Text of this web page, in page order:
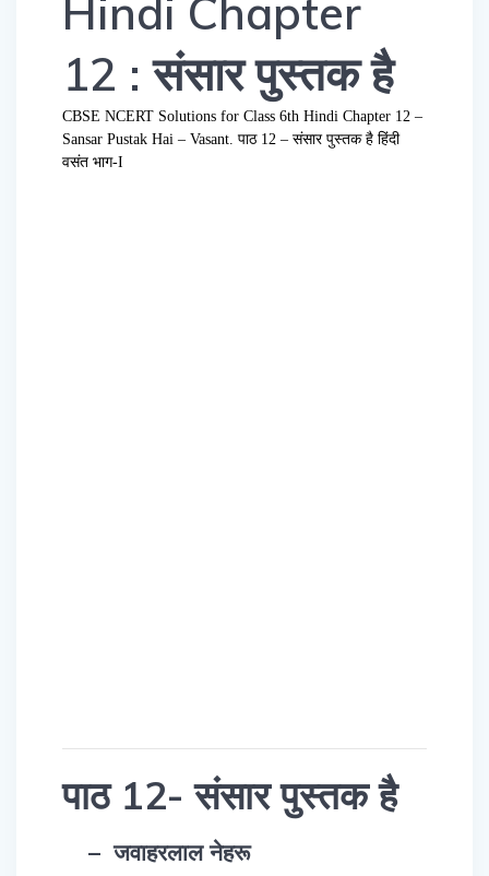
Hindi Chapter
12 : संसार पुस्तक है
CBSE NCERT Solutions for Class 6th Hindi Chapter 12 –
Sansar Pustak Hai – Vasant. पाठ 12 – संसार पुस्तक है हिंदी
वसंत भाग-I
पाठ 12- संसार पुस्तक है
– जवाहरलाल नेहरू